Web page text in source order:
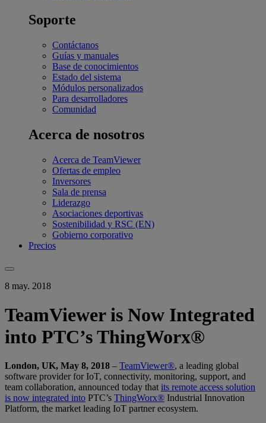
Soporte
Contáctanos
Guías y manuales
Base de conocimientos
Estado del sistema
Módulos personalizados
Para desarrolladores
Comunidad
Acerca de nosotros
Acerca de TeamViewer
Ofertas de empleo
Inversores
Sala de prensa
Liderazgo
Asociaciones deportivas
Sostenibilidad y RSC (EN)
Gobierno corporativo
Precios
8 may. 2018
TeamViewer is Now Integrated
into PTC’s ThingWorx®
London, UK, May 8, 2018 – TeamViewer®, a leading global
software provider for IoT, connectivity, monitoring, support, and
team collaboration, announced today thatits remote access solution
is now integrated into PTC’s ThingWorx® Industrial Innovation
Platform, the market leading IoT partner ecosystem.